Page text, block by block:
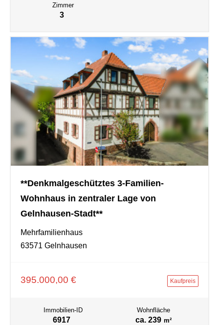
Zimmer
3
**Denkmalgeschütztes 3-Familien-
Wohnhaus in zentraler Lage von
Gelnhausen-Stadt**
Mehrfamilienhaus
63571 Gelnhausen
395.000,00 € Kaufpreis
Immobilien-ID
6917
Wohnfläche
ca. 239 m²